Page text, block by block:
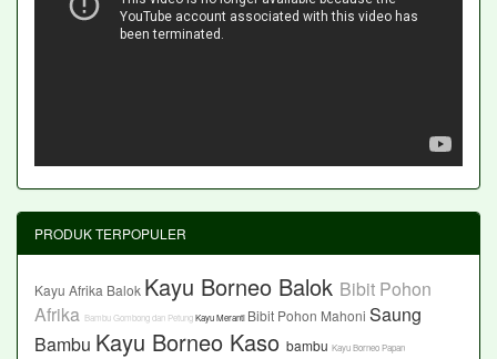
PRODUK TERPOPULER
Kayu Afrika Balok Kayu Borneo Balok Bibit Pohon
Afrika Bambu Gombong dan PetungKayu Meranti Bibit Pohon Mahoni Saung
Bambu Kayu Borneo Kaso bambu Kayu Borneo Papan